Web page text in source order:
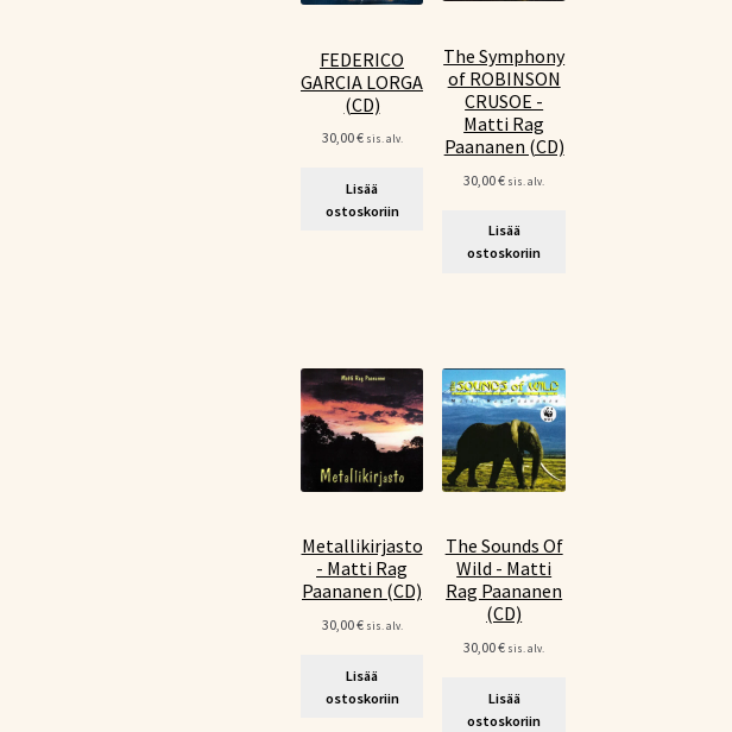
FEDERICO
GARCIA LORGA
(CD)
30,00€ sis. alv.
Lisää
ostoskoriin
The Symphony
of ROBINSON
CRUSOE -
Matti Rag
Paananen (CD)
30,00€ sis. alv.
Lisää
ostoskoriin
Metallikirjasto
- Matti Rag
Paananen (CD)
30,00€ sis. alv.
Lisää
ostoskoriin
The Sounds Of
Wild - Matti
Rag Paananen
(CD)
30,00€ sis. alv.
Lisää
ostoskoriin